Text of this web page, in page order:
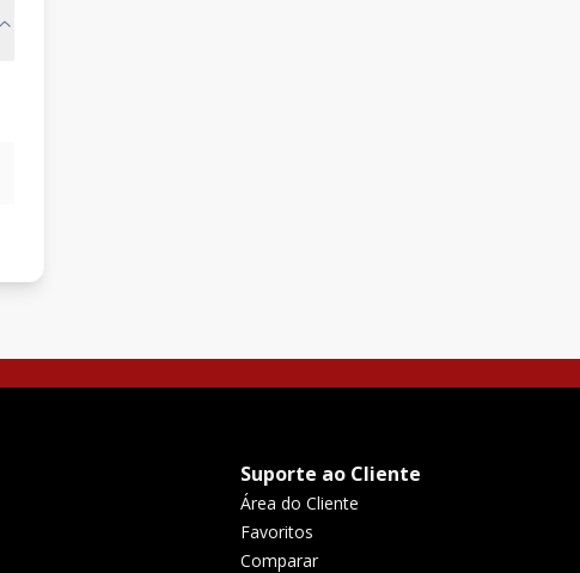
Suporte ao Cliente
Área do Cliente
Favoritos
Comparar